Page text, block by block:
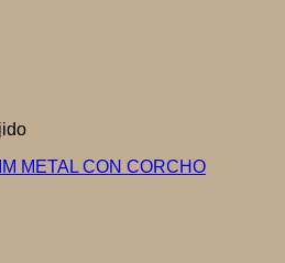
METAL CON CORCHO